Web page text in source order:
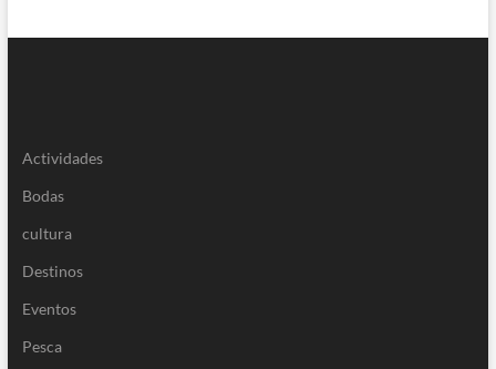
Actividades
Bodas
cultura
Destinos
Eventos
Pesca